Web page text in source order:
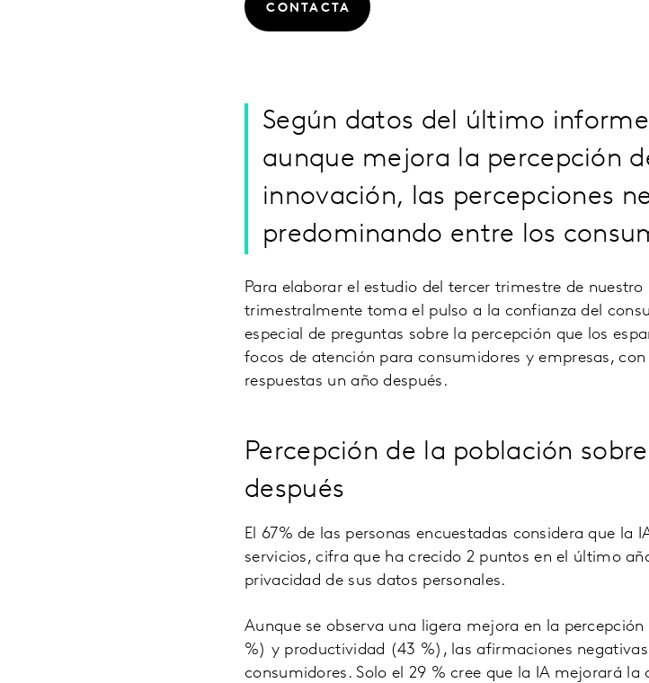
CONTACTA
Según datos del último
aunque mejora la percepción
innovación, las percepciones
predominando entre los
Para elaborar el estudio del tercer trimestre de
trimestralmente toma el pulso a la confianza del
especial de preguntas sobre la percepción que los
focos de atención para consumidores y empresas,
respuestas un año después.
Percepción de la población
después
El 67% de las personas encuestadas considera que la
servicios, cifra que ha crecido 2 puntos en el último
privacidad de sus datos personales.
Aunque se observa una ligera mejora en la
%) y productividad (43 %), las afirmaciones
consumidores. Solo el 29 % cree que la IA mejorará la